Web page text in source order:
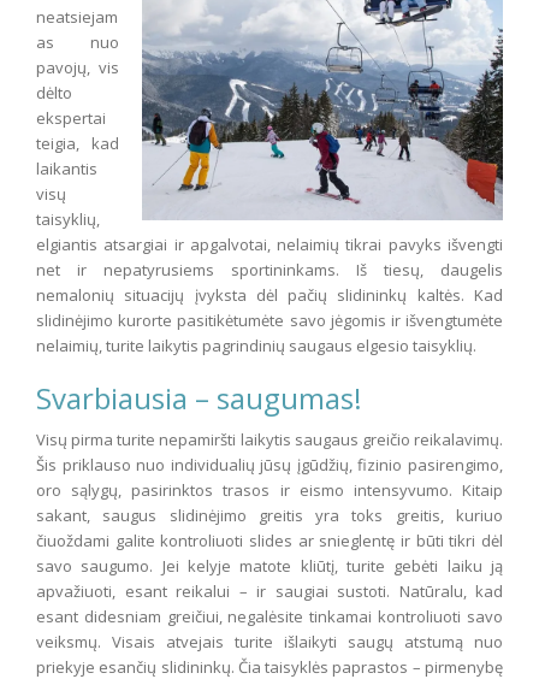
neatsiejam
as nuo
pavojų, vis
dėlto
ekspertai
teigia, kad
laikantis
visų
taisyklių,
elgiantis atsargiai ir apgalvotai, nelaimių tikrai pavyks išvengti
net ir nepatyrusiems sportininkams. Iš tiesų, daugelis
nemalonių situacijų įvyksta dėl pačių slidininkų kaltės. Kad
slidinėjimo kurorte pasitikėtumėte savo jėgomis ir išvengtumėte
nelaimių, turite laikytis pagrindinių saugaus elgesio taisyklių.
Svarbiausia – saugumas!
Visų pirma turite nepamiršti laikytis saugaus greičio reikalavimų.
Šis priklauso nuo individualių jūsų įgūdžių, fizinio pasirengimo,
oro sąlygų, pasirinktos trasos ir eismo intensyvumo. Kitaip
sakant, saugus slidinėjimo greitis yra toks greitis, kuriuo
čiuoždami galite kontroliuoti slides ar snieglentę ir būti tikri dėl
savo saugumo. Jei kelyje matote kliūtį, turite gebėti laiku ją
apvažiuoti, esant reikalui – ir saugiai sustoti. Natūralu, kad
esant didesniam greičiui, negalėsite tinkamai kontroliuoti savo
veiksmų. Visais atvejais turite išlaikyti saugų atstumą nuo
priekyje esančių slidininkų. Čia taisyklės paprastos – pirmenybę